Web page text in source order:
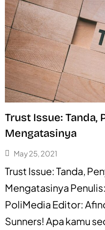
Trust Issue: Tanda,
Mengatasinya
May 25, 2021
Trust Issue: Tanda,
Mengatasinya
PoliMedia Editor:
Sunners! Apa kamu